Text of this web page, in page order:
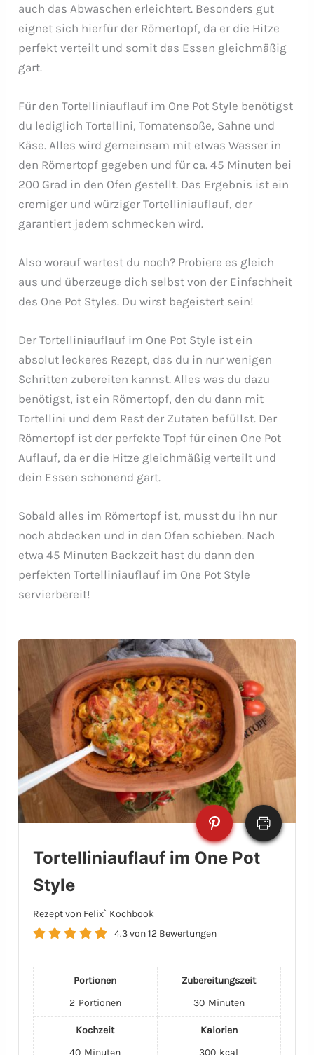
auch das Abwaschen erleichtert. Besonders gut
eignet sich hierfür der Römertopf, da er die Hitze
perfekt verteilt und somit das Essen gleichmäßig
gart.
Für den Tortelliniauflauf im One Pot Style benötigst
du lediglich Tortellini, Tomatensoße, Sahne und
Käse. Alles wird gemeinsam mit etwas Wasser in
den Römertopf gegeben und für ca. 45 Minuten bei
200 Grad in den Ofen gestellt. Das Ergebnis ist ein
cremiger und würziger Tortelliniauflauf, der
garantiert jedem schmecken wird.
Also worauf wartest du noch? Probiere es gleich
aus und überzeuge dich selbst von der Einfachheit
des One Pot Styles. Du wirst begeistert sein!
Der Tortelliniauflauf im One Pot Style ist ein
absolut leckeres Rezept, das du in nur wenigen
Schritten zubereiten kannst. Alles was du dazu
benötigst, ist ein Römertopf, den du dann mit
Tortellini und dem Rest der Zutaten befüllst. Der
Römertopf ist der perfekte Topf für einen One Pot
Auflauf, da er die Hitze gleichmäßig verteilt und
dein Essen schonend gart.
Sobald alles im Römertopf ist, musst du ihn nur
noch abdecken und in den Ofen schieben. Nach
etwa 45 Minuten Backzeit hast du dann den
perfekten Tortelliniauflauf im One Pot Style
servierbereit!
Tortelliniauflauf im One Pot
Style
Rezept von Felix` Kochbook
4.3von12 Bewertungen
Portionen
2 Portionen
Zubereitungszeit
30 Minuten
Kochzeit
Kalorien